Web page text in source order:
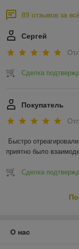
89 отзывов за
Сергей
Сделка
Покупатель
Быстро
приятно было
Сделка
О нас